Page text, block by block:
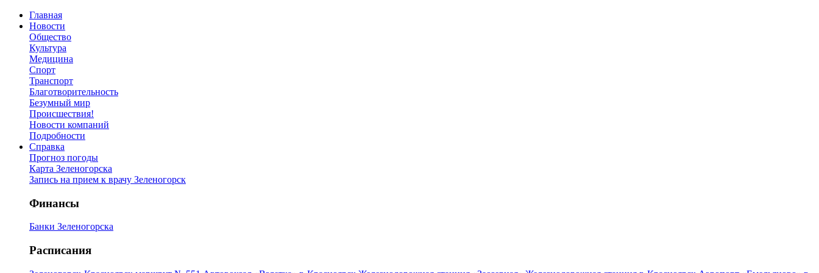
Главная
Новости
Общество
Культура
Медицина
Спорт
Транспорт
Благотворительность
Безумный мир
Происшествия!
Новости компаний
Подробности
Справка
Прогноз погоды
Карта Зеленогорска
Запись на прием к врачу Зеленогорск
Финансы
Банки Зеленогорска
Расписания